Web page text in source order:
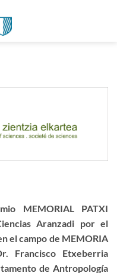
MEMORIAL PATXI
Aranzadi por el
el campo de MEMORIA
Francisco Etxeberria
de Antropología